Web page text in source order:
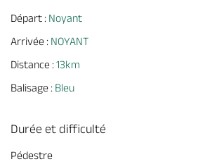
Départ : Noyant
Arrivée : NOYANT
Distance :13km
Balisage : Bleu
Durée et difficulté
Pédestre